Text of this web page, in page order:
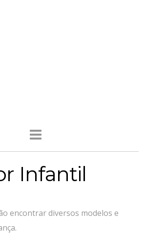
Infantil
encontrar diversos modelos e